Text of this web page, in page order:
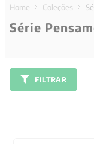
Coleções
Série
FILTRAR
1º 2027
2º obras
4º jung
5º pré venda